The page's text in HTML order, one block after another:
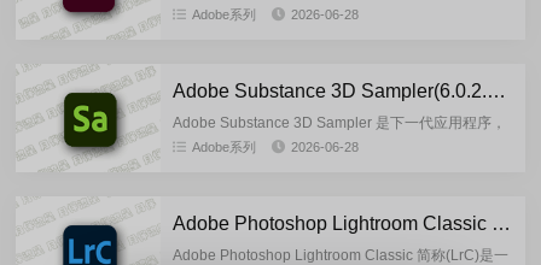
程序，允许您创建、打印和发布专业文档和数字出版
Adobe系列 2026-06-28
Adobe Substance 3D Sampler(6.0.2.10247)-m0nkrus 多语言版
Adobe Substance 3D Sampler 是下一代应用程序，
可以轻松创建集合。您可以混合和调整现有素材，或
Adobe系列 2026-06-28
Adobe Photoshop Lightroom Classic 2026(15.4.1.1)-by7997 多语言便携版
Adobe Photoshop Lightroom Classic 简称(LrC)是一